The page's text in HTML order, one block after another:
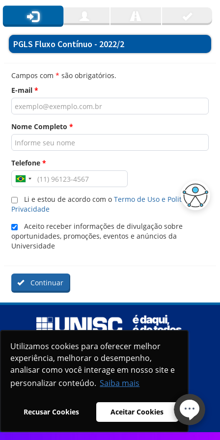
Utilizamos cookies para oferecer melhor
experiência, melhorar o desempenho,
analisar como você interage em nosso site e
personalizar conteúdo. Saiba mais
Recusar Cookies Aceitar Cookies
Utilizamos cookies para oferecer melhor
experiência, melhorar o desempenho,
analisar como você interage em nosso site e
personalizar conteúdo. Saiba mais
Recusar Cookies Aceitar Cookies
PGLS Fluxo Contínuo - 2022/2
Campos com * são obrigatórios.
E-mail *
Nome Completo *
Telefone *
Li e estou de acordo com o Termo de Uso e Politica de
Privacidade
Aceito receber informações de divulgação sobre
oportunidades, promoções, eventos e anúncios da
Universidade
Continuar